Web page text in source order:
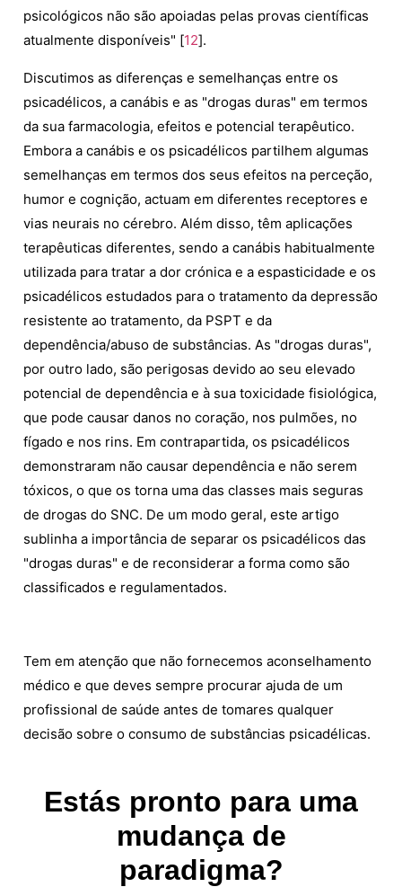
psicológicos não são apoiadas pelas provas científicas
atualmente disponíveis" [12].
Discutimos as diferenças e semelhanças entre os
psicadélicos, a canábis e as "drogas duras" em termos
da sua farmacologia, efeitos e potencial terapêutico.
Embora a canábis e os psicadélicos partilhem algumas
semelhanças em termos dos seus efeitos na perceção,
humor e cognição, actuam em diferentes receptores e
vias neurais no cérebro. Além disso, têm aplicações
terapêuticas diferentes, sendo a canábis habitualmente
utilizada para tratar a dor crónica e a espasticidade e os
psicadélicos estudados para o tratamento da depressão
resistente ao tratamento, da PSPT e da
dependência/abuso de substâncias. As "drogas duras",
por outro lado, são perigosas devido ao seu elevado
potencial de dependência e à sua toxicidade fisiológica,
que pode causar danos no coração, nos pulmões, no
fígado e nos rins. Em contrapartida, os psicadélicos
demonstraram não causar dependência e não serem
tóxicos, o que os torna uma das classes mais seguras
de drogas do SNC. De um modo geral, este artigo
sublinha a importância de separar os psicadélicos das
"drogas duras" e de reconsiderar a forma como são
classificados e regulamentados.
Tem em atenção que não fornecemos aconselhamento
médico e que deves sempre procurar ajuda de um
profissional de saúde antes de tomares qualquer
decisão sobre o consumo de substâncias psicadélicas.
Estás pronto para uma
mudança de
paradigma?